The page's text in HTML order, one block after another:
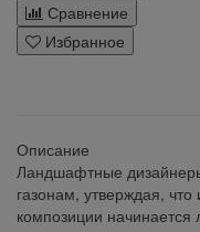
Сравнение
Избранное
Описание
Ландшафтные
газонам, утверждая,
композиции